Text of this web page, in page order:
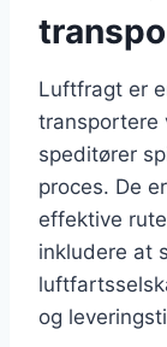
Luftfragt er
transportere
speditører
proces. De
effektive
inkludere at
og